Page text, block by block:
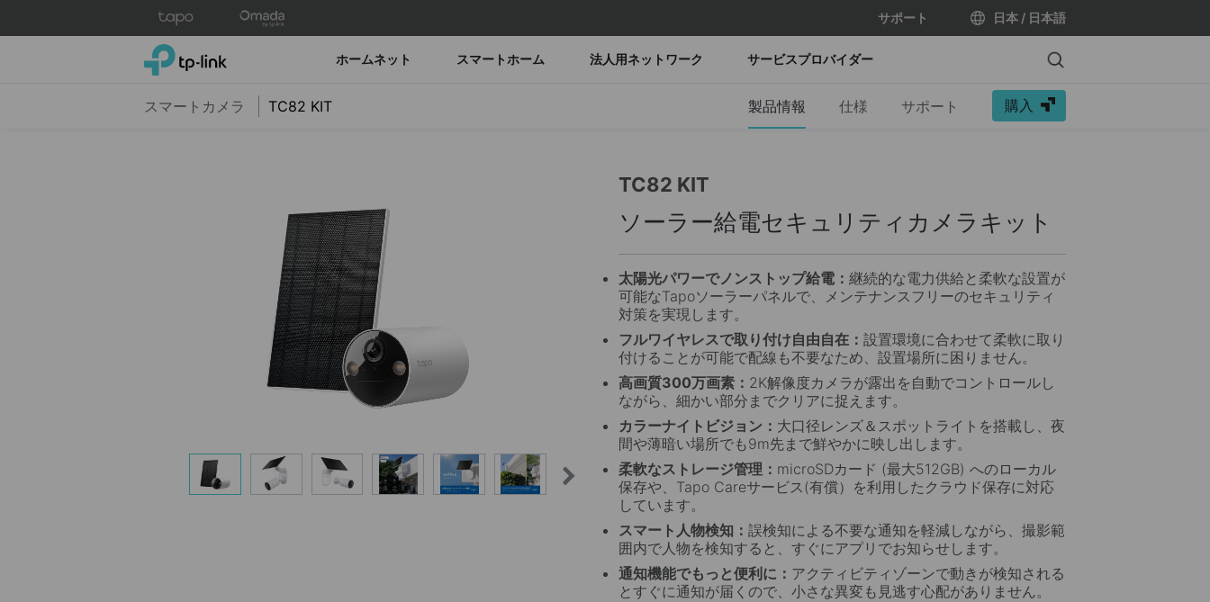
サポート 日本 / 日本語
TP-Link, Reliably Smart ホームネット スマートホーム 法人用ネットワーク サービスプロバイダー Search
スマートカメラ TC82 KIT 製品情報 仕様 サポート 購入
TC82 KIT
ソーラー給電セキュリティカメラキット
太陽光パワーでノンストップ給電： 継続的な電力供給と柔軟な設置が
可能なTapoソーラーパネルで、メンテナンスフリーのセキュリティ
対策を実現します。
フルワイヤレスで取り付け自由自在： 設置環境に合わせて柔軟に取り
付けることが可能で配線も不要なため、設置場所に困りません。
高画質300万画素： 2K解像度カメラが露出を自動でコントロールし
ながら、細かい部分までクリアに捉えます。
カラーナイトビジョン： 大口径レンズ＆スポットライトを搭載し、夜
間や薄暗い場所でも9m先まで鮮やかに映し出します。
柔軟なストレージ管理： microSDカード (最大512GB) へのローカル
保存や、Tapo Careサービス(有償）を利用したクラウド保存に対応
しています。
スマート人物検知： 誤検知による不要な通知を軽減しながら、撮影範
囲内で人物を検知すると、すぐにアプリでお知らせします。
通知機能でもっと便利に： アクティビティゾーンで動きが検知される
とすぐに通知が届くので、小さな異変も見逃す心配がありません。
ソーラーパネルの台座は角度を変えられるので、壁面や屋根
等、設置場所に合わせて十分な太陽光を取り込めるように調
整することができます。
高効率なソーラーセル
単結晶シリコンセルで構成されたソーラーパネルは、従来品
よりも効率的に光を吸収し、デバイスへ給電することが可能
です。
充電式の長持ちバッテリー
内蔵バッテリーは1回の充電で最大180日間
能なので、太陽が出ていない日でもカメラが止まる心配はあ
りません。